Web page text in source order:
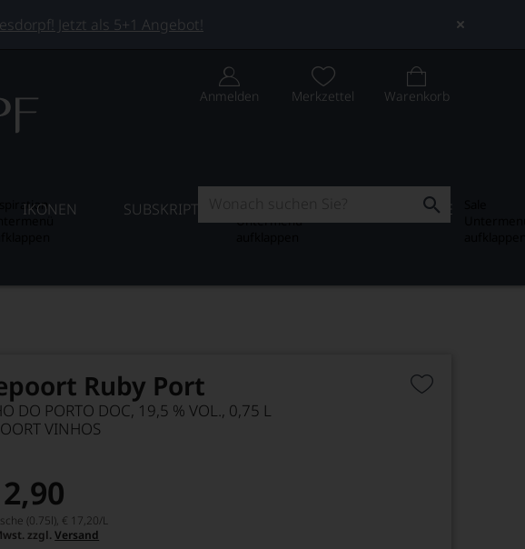
Jetzt als 5+1 Angebot!
Anmelden Merkzettel Warenkorb
IKONEN SUBSKRIPTION
Untermenü
SALE
Ruby Port
DO PORTO DOC, 19,5 % VOL., 0,75 L
VINHOS
(0.75l), € 17,20/L
zzgl.Versand